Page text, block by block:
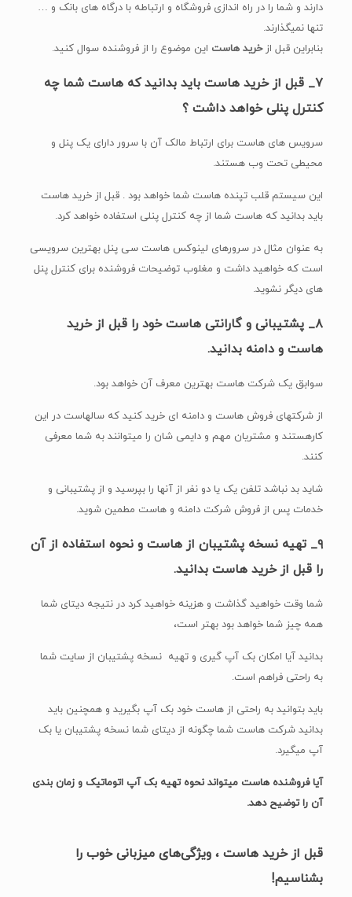
دارند و شما را در راه اندازی فروشگاه و ارتباطه با درگاه های بانک و …
تنها نمیگذارند.
بنابراین قبل ازخرید هاست این موضوع را از فروشنده سوال کنید.
۷_ قبل از خرید هاست باید بدانید که هاست شما چه
کنترل پنلی خواهد داشت ؟
سرویس های هاست برای ارتباط مالک آن با سرور دارای یک پنل و
محیطی تحت وب هستند.
این سیستم قلب تپنده هاست شما خواهد بود . قبل از خرید هاست
باید بدانید که هاست شما از چه کنترل پنلی استفاده خواهد کرد.
به عنوان مثال در سرورهای لینوکس هاست سی پنل بهترین سرویسی
است که خواهید داشت و مغلوب توضیحات فروشنده برای کنترل پنل
های دیگر نشوید.
۸_ پشتیبانی و گارانتی هاست خود را قبل از خرید
هاست و دامنه بدانید.
سوابق یک شرکت هاست بهترین معرف آن خواهد بود.
از شرکتهای فروش هاست و دامنه ای خرید کنید که سالهاست در این
کارهستند و مشتریان مهم و دایمی شان را میتوانند به شما معرفی
کنند.
شاید بد نباشد تلفن یک یا دو نفر از آنها را بپرسید و از پشتیبانی و
خدمات پس از فروش شرکت دامنه و هاست مطمین شوید.
۹_ تهیه نسخه پشتیبان از هاست و نحوه استفاده از آن
را قبل از خرید هاست بدانید.
شما وقت خواهید گذاشت و هزینه خواهید کرد در نتیجه دیتای شما
همه چیز شما خواهد بود بهتر است،
بدانید آیا امکان بک آپ گیری و تهیه نسخه پشتیبان از سایت شما
به راحتی فراهم است.
باید بتوانید به راحتی از هاست خود بک آپ بگیرید و همچنین باید
بدانید شرکت هاست شما چگونه از دیتای شما نسخه پشتیبان یا بک
آپ میگیرد.
آیا فروشنده هاست میتواند نحوه تهیه بک آپ اتوماتیک و زمان بندی
آن را توضیح دهد.
قبل از خرید هاست ، ویژگی‌های میزبانی خوب را
بشناسیم!